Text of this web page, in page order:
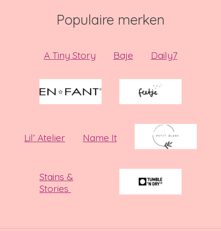
Populaire merken
A Tiny Story Baje Daily7
Lil’ Atelier Name It
Stains &
Stories